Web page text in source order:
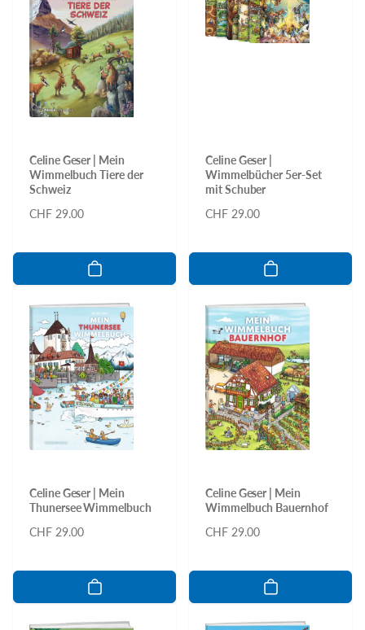
Celine Geser | Mein
Wimmelbuch Tiere der
Schweiz
Normaler
CHF 29.00
Celine Geser |
Wimmelbücher 5er-Set
mit Schuber
Normaler
CHF 29.00
Celine Geser | Mein
Thunersee Wimmelbuch
Normaler
CHF 29.00
Celine Geser | Mein
Wimmelbuch Bauernhof
Normaler
CHF 29.00